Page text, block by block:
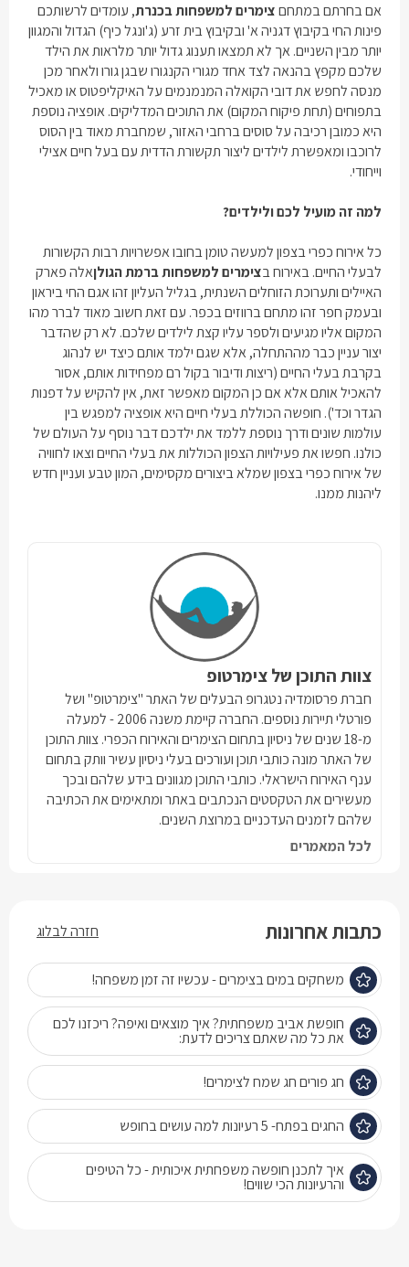
אם בחרתם במתחםצימרים למשפחות בכנרת, עומדים לרשותכם
פינות החי בקיבוץ דגניה א' ובקיבוץ בית זרע (ג'ונגל כיף) הגדול והמגוון
יותר מבין השניים. אך לא תמצאו תענוג גדול יותר מלראות את הילד
שלכם מקפץ בהנאה לצד אחד מגורי הקנגורו שבגן גורו ולאחר מכן
מנסה לחפש את דובי הקואלה המנמנמים על האיקליפטוס או מאכיל
בתפוחים (תחת פיקוח המקום) את התוכים המדליקים. אופציה נוספת
היא כמובן רכיבה על סוסים ברחבי האזור, שמחברת מאוד בין הסוס
לרוכבו ומאפשרת לילדים ליצור תקשורת הדדית עם בעל חיים אצילי
וייחודי.
למה זה מועיל לכם ולילדים?
כל אירוח כפרי בצפון למעשה טומן בחובו אפשרויות רבות הקשורות
לבעלי החיים. באירוח בצימרים למשפחות ברמת הגולןאלה פארק
האיילים ותערוכת הזוחלים השנתית, בגליל העליון זהו אגם החי ביראון
ובעמק חפר זהו מתחם ברווזים בכפר. עם זאת חשוב מאוד לברר מהו
המקום אליו מגיעים ולספר עליו קצת לילדים שלכם. לא רק שהדבר
יצור עניין כבר מההתחלה, אלא שגם ילמד אותם כיצד יש לנהוג
בקרבת בעלי החיים (ריצות ודיבור בקול רם מפחידות אותם, אסור
להאכיל אותם אלא אם כן המקום מאפשר זאת, אין להקיש על דפנות
הגדר וכד'). חופשה הכוללת בעלי חיים היא אופציה למפגש בין
עולמות שונים ודרך נוספת ללמד את ילדכם דבר נוסף על העולם של
כולנו. חפשו את פעילויות הצפון הכוללות את בעלי החיים וצאו לחוויה
של אירוח כפרי בצפון שמלא ביצורים מקסימים, המון טבע ועניין חדש
ליהנות ממנו.
צוות התוכן של צימרטופ
חברת פרסומדיה נטגרופ הבעלים של האתר "צימרטופ" ושל
פורטלי תיירות נוספים. החברה קיימת משנה 2006 - למעלה
מ-18 שנים של ניסיון בתחום הצימרים והאירוח הכפרי. צוות התוכן
של האתר מונה כותבי תוכן ועורכים בעלי ניסיון עשיר וותק בתחום
ענף האירוח הישראלי. כותבי התוכן מגוונים בידע שלהם ובכך
מעשירים את הטקסטים הנכתבים באתר ומתאימים את הכתיבה
שלהם לזמנים העדכניים במרוצת השנים.
לכל המאמרים
כתבות אחרונות
משחקים במים בצימרים - עכשיו זה זמן משפחה!
חופשת אביב משפחתית? איך מוצאים ואיפה? ריכזנו לכם
את כל מה שאתם צריכים לדעת:
חג פורים חג שמח לצימרים!
החגים בפתח- 5 רעיונות למה עושים בחופש
איך לתכנן חופשה משפחתית איכותית - כל הטיפים
והרעיונות הכי שווים!
חזרה לבלוג